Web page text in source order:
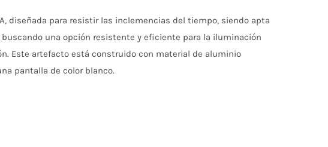
diseñada para resistir las inclemencias del tiempo, siendo apta
buscando una opción resistente y eficiente para la iluminación
Este artefacto está construido con material de aluminio
pantalla de color blanco.